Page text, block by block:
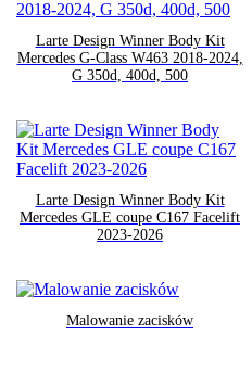
Larte Design Winner Body Kit
Mercedes G-Class W463 2018-2024,
G 350d, 400d, 500
Larte Design Winner Body Kit
Mercedes GLE coupe C167 Facelift
2023-2026
Malowanie zacisków